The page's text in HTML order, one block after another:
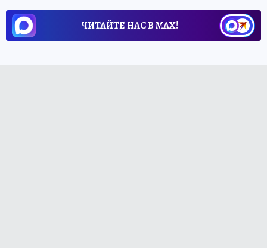
ЧИТАЙТЕ НАС В МАХ!